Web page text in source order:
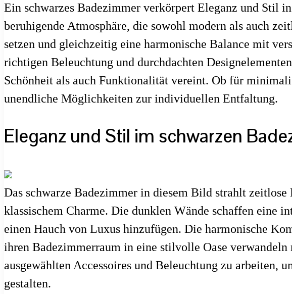
Ein schwarzes Badezimmer verkörpert Eleganz und Stil
beruhigende Atmosphäre, die sowohl modern als auch
setzen und gleichzeitig eine harmonische Balance mit
richtigen Beleuchtung und durchdachten
Schönheit als auch Funktionalität vereint. Ob für
unendliche Möglichkeiten zur individuellen Entfaltung.
Eleganz und Stil im schwarzen
Das schwarze Badezimmer in diesem Bild strahlt
klassischem Charme. Die dunklen Wände schaffen eine
einen Hauch von Luxus hinzufügen. Die harmonische
ihren Badezimmerraum in eine stilvolle Oase
ausgewählten Accessoires und Beleuchtung zu arbeiten,
gestalten.